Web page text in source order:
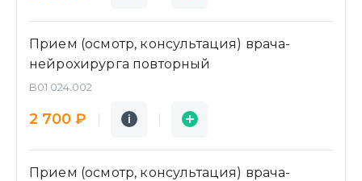
Прием (осмотр, консультация) врача-
нейрохирурга повторный
B01.024.002
2 700 ₽ i
Подробнее
i
Заявка
Прием (осмотр, консультация) врача-